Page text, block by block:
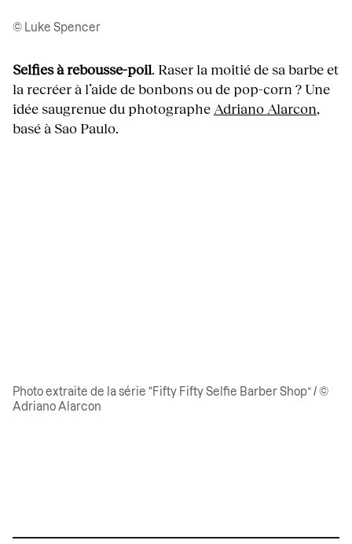
© Luke Spencer
Selfies à rebousse-poil. Raser la moitié de sa barbe et
la recréer à l’aide de bonbons ou de pop-corn ? Une
idée saugrenue du photographe Adriano Alarcon,
basé à Sao Paulo.
Photo extraite de la série “Fifty Fifty Selfie Barber Shop” / ©
Adriano Alarcon